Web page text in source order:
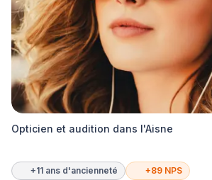
Opticien et audition dans l'Aisne
+11 ans d'ancienneté +89 NPS